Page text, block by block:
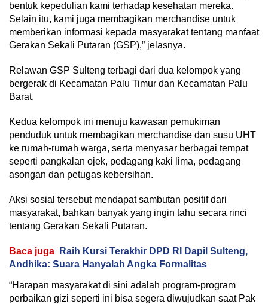
bentuk kepedulian kami terhadap kesehatan mereka.
Selain itu, kami juga membagikan merchandise untuk
memberikan informasi kepada masyarakat tentang manfaat
Gerakan Sekali Putaran (GSP),” jelasnya.
Relawan GSP Sulteng terbagi dari dua kelompok yang
bergerak di Kecamatan Palu Timur dan Kecamatan Palu
Barat.
Kedua kelompok ini menuju kawasan pemukiman
penduduk untuk membagikan merchandise dan susu UHT
ke rumah-rumah warga, serta menyasar berbagai tempat
seperti pangkalan ojek, pedagang kaki lima, pedagang
asongan dan petugas kebersihan.
Aksi sosial tersebut mendapat sambutan positif dari
masyarakat, bahkan banyak yang ingin tahu secara rinci
tentang Gerakan Sekali Putaran.
Baca juga
Raih Kursi Terakhir DPD RI Dapil Sulteng,
Andhika: Suara Hanyalah Angka Formalitas
“Harapan masyarakat di sini adalah program-program
perbaikan gizi seperti ini bisa segera diwujudkan saat Pak